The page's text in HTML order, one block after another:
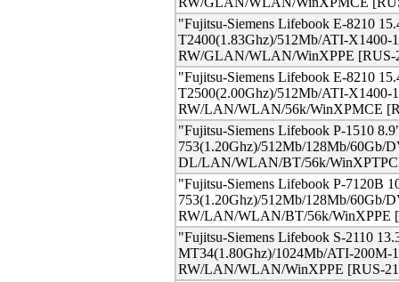
"Fujitsu-Siemens Lifebook E-8210
T2400(1.83Ghz)/512Mb/ATI-X1400-
RW/GLAN/WLAN/WinXPPE [RUS-
"Fujitsu-Siemens Lifebook E-8210
T2500(2.00Ghz)/512Mb/ATI-
RW/LAN/WLAN/56k/WinXPMCE
"Fujitsu-Siemens Lifebook P-1510
753(1.20Ghz)/512Mb/128Mb/60Gb/
DL/LAN/WLAN/BT/56k/
"Fujitsu-Siemens Lifebook P-7120B
753(1.20Ghz)/512Mb/128Mb/60Gb/
RW/LAN/WLAN/BT/56k/WinXPPE
"Fujitsu-Siemens Lifebook S-2110
MT34(1.80Ghz)/1024Mb/ATI-200M-
RW/LAN/WLAN/WinXPPE [RUS-